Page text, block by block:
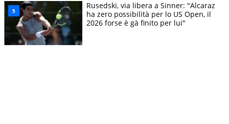
Rusedski, via libera a Sinner: "Alcaraz
ha zero possibilità per lo US Open, il
2026 forse è gà finito per lui"